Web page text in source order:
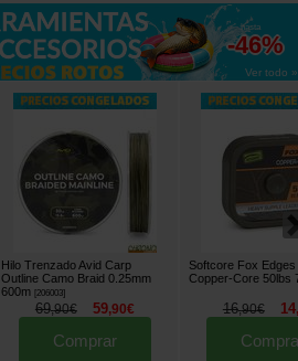
hasta
-46%
Ver todo »
Hilo Trenzado Avid Carp
Outline Camo Braid 0.25mm
600m [206003]
69,90€ 59,90€
Comprar
Softcore Fox
Copper-Core 50lbs
16,90€ 14